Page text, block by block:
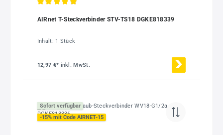
AIRnet T-Steckverbinder STV-TS18 DGKE818339
Inhalt: 1 Stück
12,97 €* inkl. MwSt.
Sofort verfügbar
-15% mit Code AIRNET-15